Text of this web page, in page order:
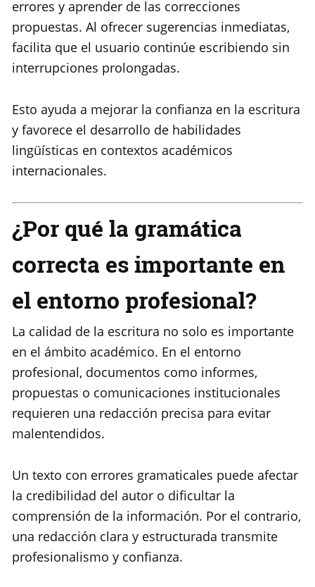
errores y aprender de las correcciones
propuestas. Al ofrecer sugerencias inmediatas,
facilita que el usuario continúe escribiendo sin
interrupciones prolongadas.
Esto ayuda a mejorar la confianza en la escritura
y favorece el desarrollo de habilidades
lingüísticas en contextos académicos
internacionales.
¿Por qué la gramática
correcta es importante en
el entorno profesional?
La calidad de la escritura no solo es importante
en el ámbito académico. En el entorno
profesional, documentos como informes,
propuestas o comunicaciones institucionales
requieren una redacción precisa para evitar
malentendidos.
Un texto con errores gramaticales puede afectar
la credibilidad del autor o dificultar la
comprensión de la información. Por el contrario,
una redacción clara y estructurada transmite
profesionalismo y confianza.